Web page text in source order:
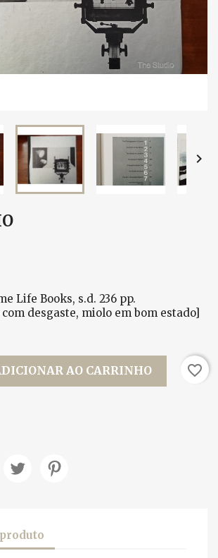

Life Books, s.d. 236 pp.
desgaste, miolo em bom estado]
AO CARRINHO favorite_border